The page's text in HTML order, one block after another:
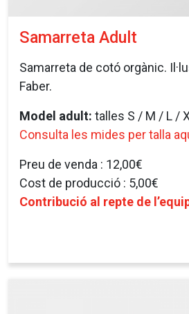
Samarreta Adult
Samarreta de cotó orgànic.
Faber.
Model adult: talles S / M / L /
Consulta les mides per talla
Preu de venda : 12,00€
Cost de producció : 5,00€
Contribució al repte de